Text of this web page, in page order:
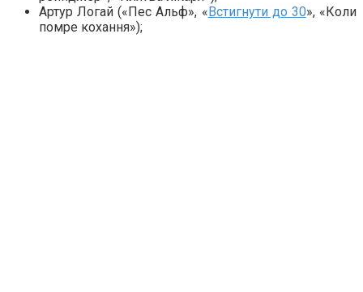
Артур Логай («Пес Альф», « Встигнути до 30», «Коли
помре кохання»);